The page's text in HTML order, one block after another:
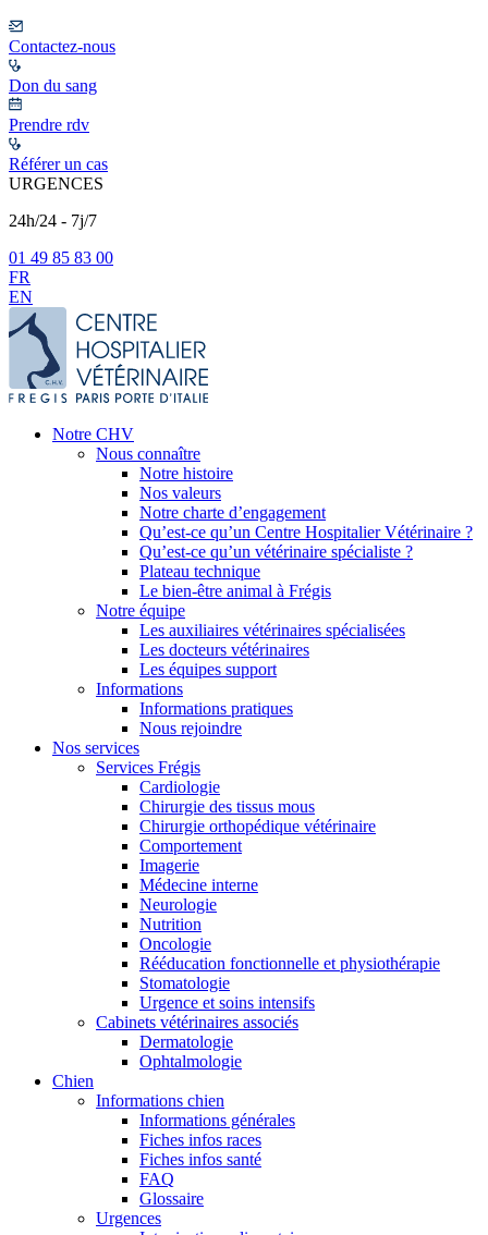
Contactez-nous
Don du sang
Prendre rdv
Référer un cas
URGENCES
24h/24 - 7j/7
01 49 85 83 00
FR
EN
Notre CHV
Nous connaître
Notre histoire
Nos valeurs
Notre charte d’engagement
Qu’est-ce qu’un Centre Hospitalier Vétérinaire ?
Qu’est-ce qu’un vétérinaire spécialiste ?
Plateau technique
Le bien-être animal à Frégis
Notre équipe
Les auxiliaires vétérinaires spécialisées
Les docteurs vétérinaires
Les équipes support
Informations
Informations pratiques
Nous rejoindre
Nos services
Services Frégis
Cardiologie
Chirurgie des tissus mous
Chirurgie orthopédique vétérinaire
Comportement
Imagerie
Médecine interne
Neurologie
Nutrition
Oncologie
Rééducation fonctionnelle et physiothérapie
Stomatologie
Urgence et soins intensifs
Cabinets vétérinaires associés
Dermatologie
Ophtalmologie
Chien
Informations chien
Informations générales
Fiches infos races
Fiches infos santé
FAQ
Glossaire
Urgences